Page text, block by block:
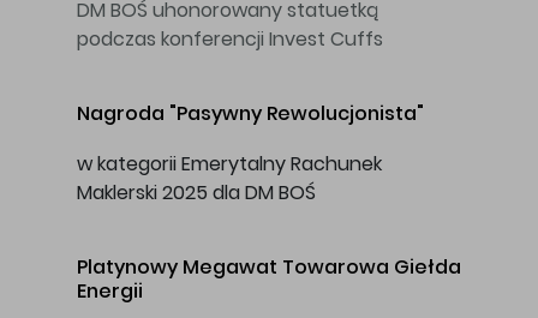
DM BOŚ uhonorowany statuetką
podczas konferencji Invest Cuffs
Nagroda "Pasywny Rewolucjonista"
w kategorii Emerytalny Rachunek
Maklerski 2025 dla DM BOŚ
Platynowy Megawat Towarowa Giełda
Energii